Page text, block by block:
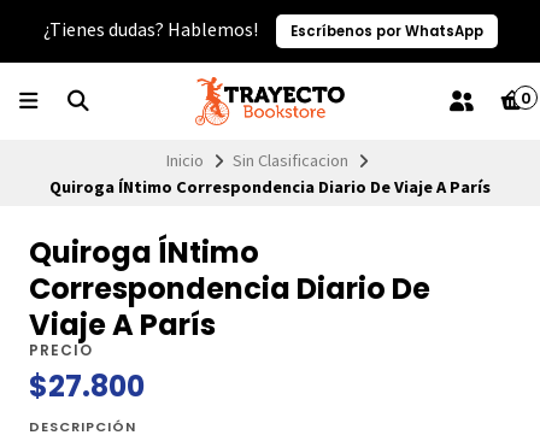
¿Tienes dudas? Hablemos! Escríbenos por WhatsApp
0
Inicio
Sin Clasificacion
Quiroga ÍNtimo Correspondencia Diario De Viaje A París
Quiroga ÍNtimo
Correspondencia Diario De
Viaje A París
PRECIO
$27.800
DESCRIPCIÓN